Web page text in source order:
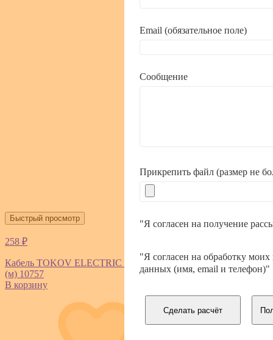
Быстрый просмотр
258 ₽
Кабель TOKOV ELECTRIC КГВВнг(А)-LS 1х16 Б 380/660-2
(м) 10757
В корзину
Email (обязательное поле)
Сообщение
Прикрепить файл (размер не
"Я согласен на получение
"Я согласен на обработку
данных (имя, email и телефон)"
Сделать расчёт